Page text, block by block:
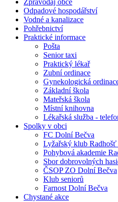
Odpadové hospodářství
Vodné a kanalizace
Pohřebnictví
Praktické informace
Pošta
Senior taxi
Praktický lékař
Zubní ordinace
Gynekologická
Základní škola
Mateřská škola
Místní knihovna
Lékařská služba -
Spolky v obci
FC Dolní Bečva
Lyžařský klub Radhošť
Pohybová akademie
Sbor dobrovolných
ČSOP ZO Dolní Bečva
Klub seniorů
Farnost Dolní Bečva
Chystané akce